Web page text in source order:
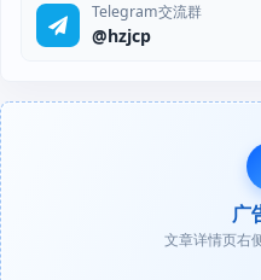
Telegram交流群
@hzjcp
广
文章详情页右